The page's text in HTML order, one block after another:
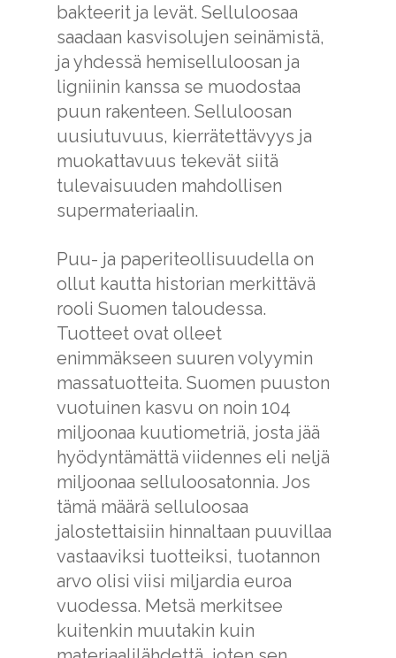
bakteerit ja levät. Selluloosaa
saadaan kasvisolujen seinämistä,
ja yhdessä hemiselluloosan ja
ligniinin kanssa se muodostaa
puun rakenteen. Selluloosan
uusiutuvuus, kierrätettävyys ja
muokattavuus tekevät siitä
tulevaisuuden mahdollisen
supermateriaalin.
Puu- ja paperiteollisuudella on
ollut kautta historian merkittävä
rooli Suomen taloudessa.
Tuotteet ovat olleet
enimmäkseen suuren volyymin
massatuotteita. Suomen puuston
vuotuinen kasvu on noin 104
miljoonaa kuutiometriä, josta jää
hyödyntämättä viidennes eli neljä
miljoonaa selluloosatonnia. Jos
tämä määrä selluloosaa
jalostettaisiin hinnaltaan puuvillaa
vastaaviksi tuotteiksi, tuotannon
arvo olisi viisi miljardia euroa
vuodessa. Metsä merkitsee
kuitenkin muutakin kuin